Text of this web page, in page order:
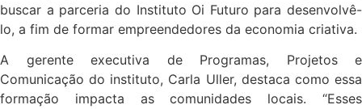
buscar a parceria do Instituto Oi Futuro para desenvolvê-
lo, a fim de formar empreendedores da economia criativa.
A gerente executiva de Programas, Projetos e
Comunicação do instituto, Carla Uller, destaca como essa
formação impacta as comunidades locais. “Esses